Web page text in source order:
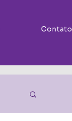
Contato